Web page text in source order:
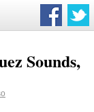
Sounds,